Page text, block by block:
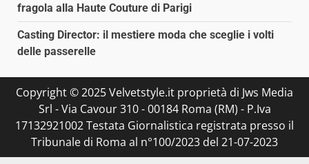
fragola alla Haute Couture di Parigi
Casting Director: il mestiere moda che sceglie i volti
delle passerelle
Copyright © 2025 Velvetstyle.it proprietà di Jws Media
Srl - Via Cavour 310 - 00184 Roma (RM) - P.Iva
17132921002 Testata Giornalistica registrata presso il
Tribunale di Roma al n°100/2023 del 21-07-2023